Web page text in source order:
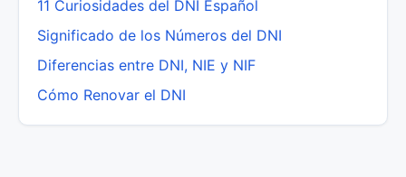
11 Curiosidades del DNI Español
Significado de los Números del DNI
Diferencias entre DNI, NIE y NIF
Cómo Renovar el DNI